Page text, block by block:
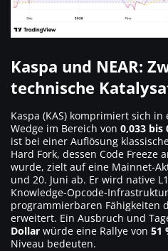
Kaspa und NEAR:
technische
Kaspa (KAS) komprimiert sich
Wedge im Bereich von 0,033 bis
ist bei einer Auflösung
Hard Fork, dessen Code Freeze
wurde, zielt auf eine Mainnet-
und 20. Juni ab. Er wird native
Knowledge-Opcode-
programmierbaren Fähigkeiten
erweitert. Ein Ausbruch und
Dollar würde eine Rallye von 51
Niveau bedeuten.